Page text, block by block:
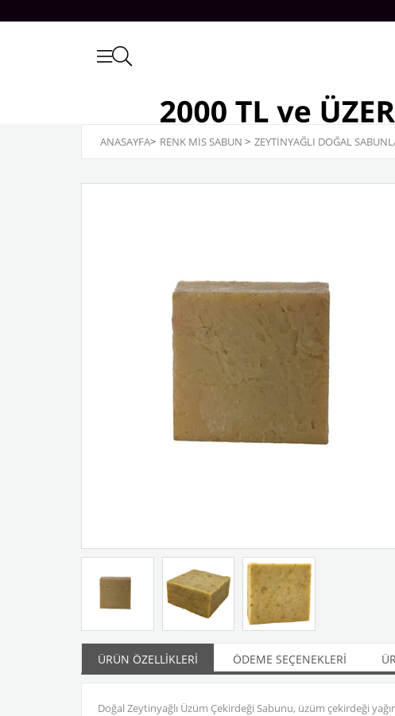
ANASAYFA> RENK MİS SABUN > ZEYTINYAĞLI DOĞAL
ÜRÜN ÖZELLIKLERI ÖDEME SEÇENEKLERI
Doğal Zeytinyağlı Üzüm Çekirdeği Sabunu, üzüm çekirdeği